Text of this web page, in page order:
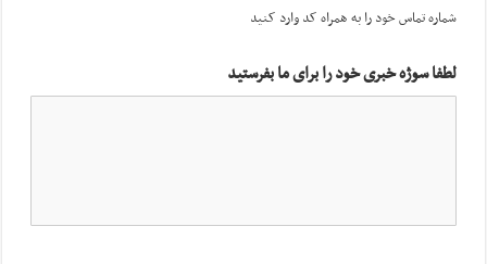
شماره تماس خود را به همراه کد وارد کنید
لطفا سوژه خبری خود را برای ما بفرستید